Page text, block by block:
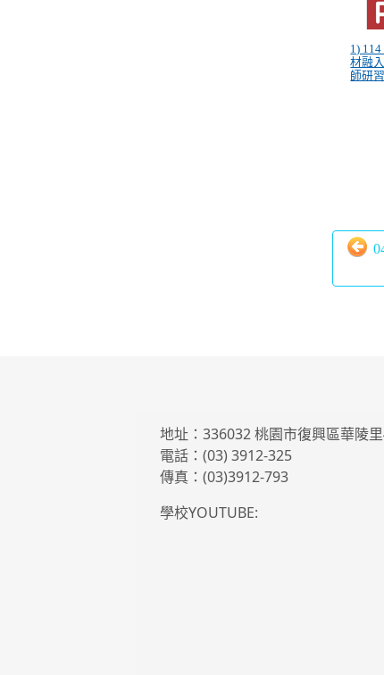
1)
材融
師研
地址：336032 桃園市復興區華陵
電話：(03) 3912-325
傳真：(03)3912-793
學校YOUTUBE: